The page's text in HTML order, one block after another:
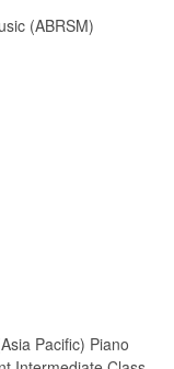
(ABRSM)
Pacific) Piano